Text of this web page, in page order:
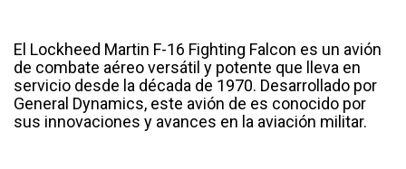
El Lockheed Martin F-16 Fighting Falcon es un avión
de combate aéreo versátil y potente que lleva en
servicio desde la década de 1970. Desarrollado por
General Dynamics, este avión de es conocido por
sus innovaciones y avances en la aviación militar.